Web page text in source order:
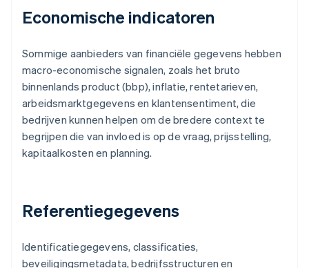
Economische indicatoren
Sommige aanbieders van financiële gegevens hebben
macro-economische signalen, zoals het bruto
binnenlands product (bbp), inflatie, rentetarieven,
arbeidsmarktgegevens en klantensentiment, die
bedrijven kunnen helpen om de bredere context te
begrijpen die van invloed is op de vraag, prijsstelling,
kapitaalkosten en planning.
Referentiegegevens
Identificatiegegevens, classificaties,
beveiligingsmetadata, bedrijfsstructuren en